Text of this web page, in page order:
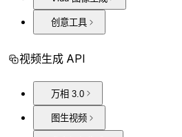
创意工具
视频生成 API
万相 3.0
图生视频